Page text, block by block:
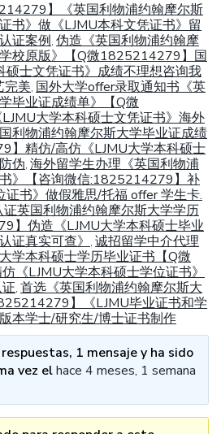
】《英国利物浦约翰摩尔斯
书》做《LJMU本科文凭证书》留
证案例, 伪造《英国利物浦约翰摩
校原版》【Q微1825214279】国
硕士文凭证书》成绩不理想咨询我
完美, 国外大学offer录取通知书《英
毕业证成绩单》【Q微
大学本科硕士文凭证书》海外
利物浦约翰摩尔斯大学毕业证成绩
】精仿/高仿《LJMU大学本科硕士
伪, 海外留学生办理《英国利物浦
》【咨询微信:1825214279】补
证书》做假雅思/托福 offer 学生卡.
证英国利物浦约翰摩尔斯大学学历
】伪造《LJMU大学本科硕士毕业
证真实可查》
, 诚招留学中介代理
学本科硕士学历毕业证书【Q微
《LJMU大学本科硕士学位证书》
, 首选《英国利物浦约翰摩尔斯大
】《LJMU毕业证书和学
本学士/研究生/博士证书制作
1 mensaje y ha sido
vez elhace 4 meses, 1 semana